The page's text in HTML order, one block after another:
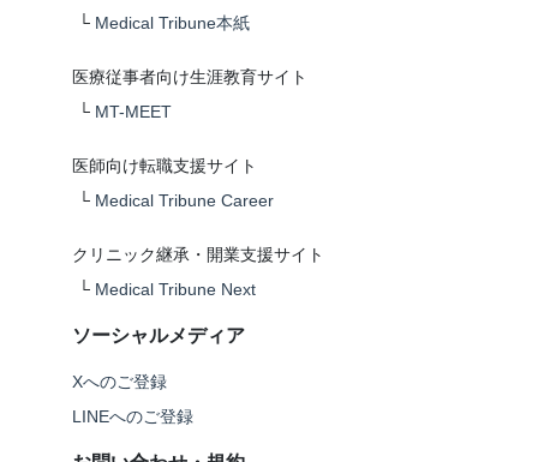
└ Medical Tribune本紙
医療従事者向け生涯教育サイト
└ MT-MEET
医師向け転職支援サイト
└ Medical Tribune Career
クリニック継承・開業支援サイト
└ Medical Tribune Next
ソーシャルメディア
Xへのご登録
LINEへのご登録